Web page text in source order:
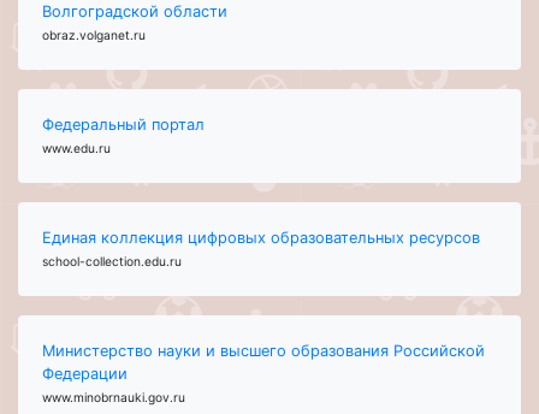
Волгоградской области
obraz.volganet.ru
Федеральный портал
www.edu.ru
Единая коллекция цифровых образовательных ресурсов
school-collection.edu.ru
Министерство науки и высшего образования Российской
Федерации
www.minobrnauki.gov.ru